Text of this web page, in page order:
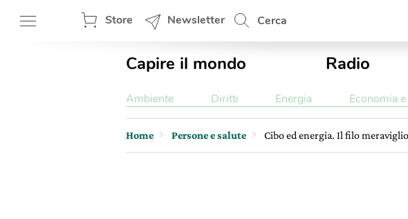
Store Newsletter Cerca
Capire il mondo Radio
Ambiente Diritti Energia Economia
Home Persone e salute Cibo ed energia. Il filo